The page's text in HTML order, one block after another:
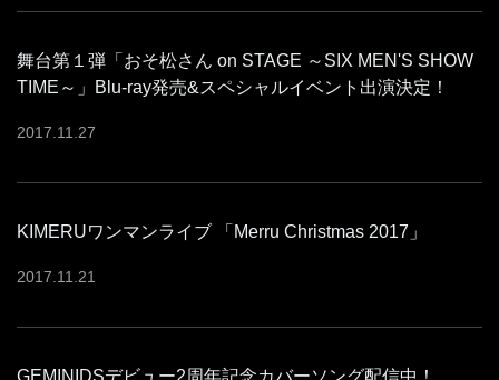
舞台第１弾「おそ松さん on STAGE ～SIX MEN'S SHOW
TIME～」Blu-ray発売&スペシャルイベント出演決定！
2017 11 27
KIMERUワンマンライブ 「Merru Christmas 2017」
2017 11 21
GEMINIDSデビュー2周年記念カバーソング配信中！